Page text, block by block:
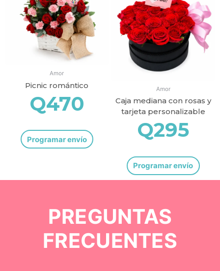
Amor
Picnic romántico
Q470
Programar envío
Amor
Caja mediana con rosas y
tarjeta personalizable
Q295
Programar envío
PREGUNTAS
FRECUENTES